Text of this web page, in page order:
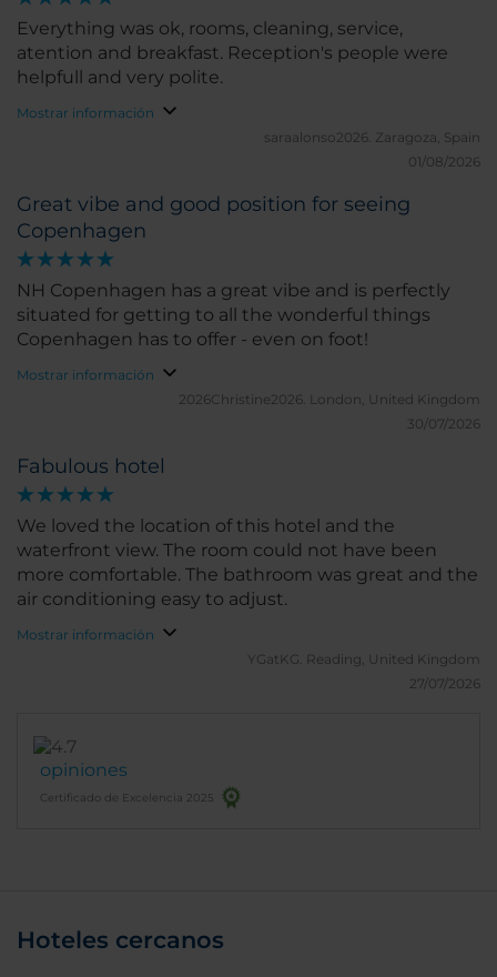
Everything was ok, rooms, cleaning, service,
atention and breakfast. Reception's people were
helpfull and very polite.
Mostrar información
saraalonso2026. Zaragoza, Spain
01/08/2026
Great vibe and good position for seeing
Copenhagen
NH Copenhagen has a great vibe and is perfectly
situated for getting to all the wonderful things
Copenhagen has to offer - even on foot!
Mostrar información
2026Christine2026. London, United Kingdom
30/07/2026
Fabulous hotel
We loved the location of this hotel and the
waterfront view. The room could not have been
more comfortable. The bathroom was great and the
air conditioning easy to adjust.
Mostrar información
YGatKG. Reading, United Kingdom
27/07/2026
opiniones
Certificado de Excelencia 2025
Hoteles cercanos